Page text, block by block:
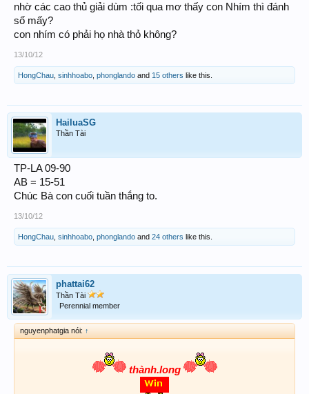
nhờ các cao thủ giải dùm :tối qua mơ thấy con Nhím thì đánh
số mấy?
con nhím có phải họ nhà thỏ không?
13/10/12
HongChau sinhhoabo phonglando and 15 others like this.
HailuaSG
Thần Tài
TP-LA 09-90
AB = 15-51
Chúc Bà con cuối tuần thắng to.
13/10/12
HongChau sinhhoabo phonglando and 24 others like this.
phattai62
Thần Tài
Perennial member
nguyenphatgia nói: ↑
thành.long